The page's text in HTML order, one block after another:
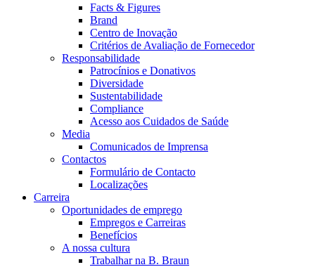
Facts & Figures
Brand
Centro de Inovação
Critérios de Avaliação de Fornecedor
Responsabilidade
Patrocínios e Donativos
Diversidade
Sustentabilidade
Compliance
Acesso aos Cuidados de Saúde
Media
Comunicados de Imprensa
Contactos
Formulário de Contacto
Localizações
Carreira
Oportunidades de emprego
Empregos e Carreiras
Benefícios
A nossa cultura
Trabalhar na B. Braun